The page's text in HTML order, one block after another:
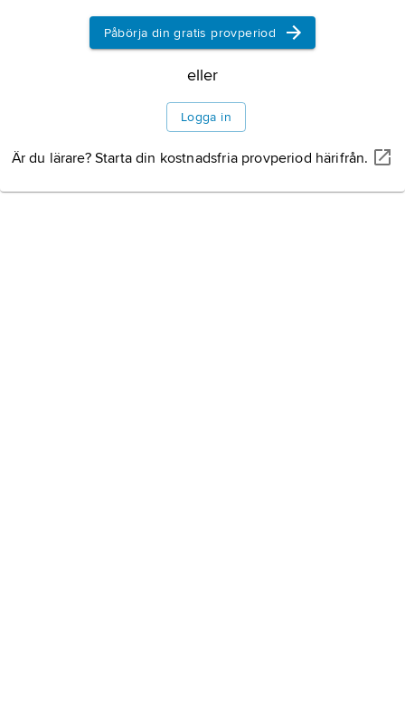
Påbörja din gratis provperiod
eller
Logga in
Är du lärare? Starta din kostnadsfria provperiod härifrån.